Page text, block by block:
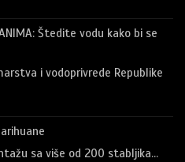
Štedite vodu kako bi se
i vodoprivrede Republike
sa više od 200 stabljika…